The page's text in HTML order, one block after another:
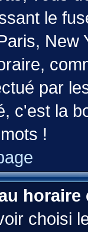
le
New
par
c'est la
!
choisi